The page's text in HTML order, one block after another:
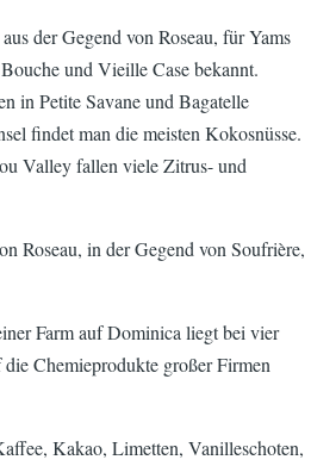
der Gegend von Roseau, für Yams
und Vieille Case bekannt.
in Petite Savane und Bagatelle
findet man die meisten Kokosnüsse.
Valley fallen viele Zitrus- und
Roseau, in der Gegend von Soufrière,
Farm auf Dominica liegt bei vier
Chemieprodukte großer Firmen
Kakao, Limetten, Vanilleschoten,